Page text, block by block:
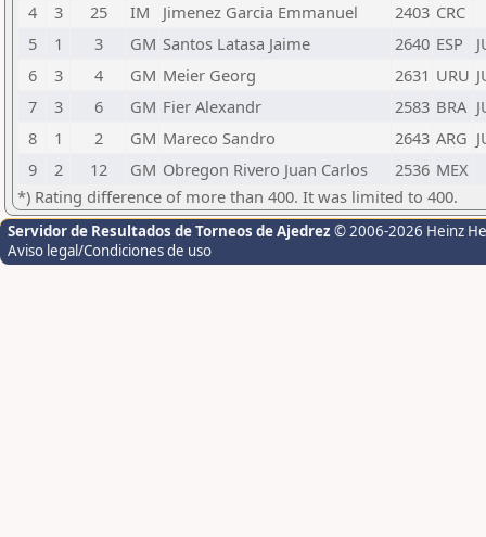
4
3 25 IM Jimenez Garcia Emmanuel 2403 CRC
5
1 3 GM Santos Latasa Jaime 2640 ESP
6
3 4 GM Meier Georg 2631 URU
7
3 6 GM Fier Alexandr 2583 BRA
8
1 2 GM Mareco Sandro 2643 ARG
9
2 12 GM Obregon Rivero Juan Carlos 2536 MEX
*) Rating difference of more than 400. It was limited to 400.
Servidor de Resultados de Torneos de Ajedrez © 2006-2026 Heinz
Aviso legal/Condiciones de uso